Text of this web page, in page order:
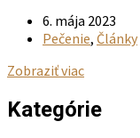
6. mája 2023
Pečenie, Články
Zobraziť viac
Kategórie